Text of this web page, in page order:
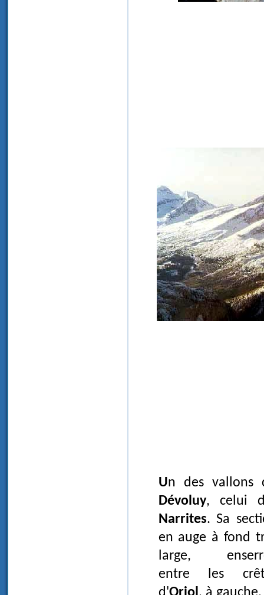
Un des vallons
Dévoluy, celui
Narrites. Sa
en auge à fond
large,
entre les